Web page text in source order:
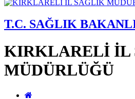
T.C. SAĞLIK
KIRKLARELİ İL
MÜDÜRLÜĞÜ